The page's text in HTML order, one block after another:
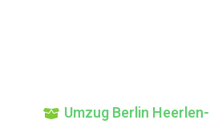
Umzug Berlin